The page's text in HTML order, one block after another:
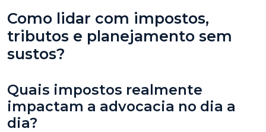
Como lidar com impostos,
tributos e planejamento sem
sustos?
Quais impostos realmente
impactam a advocacia no dia a
dia?